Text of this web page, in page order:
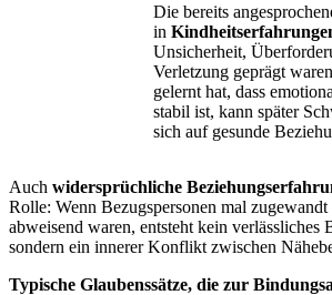
Die bereits
in
Unsicherheit,
Verletzung geprägt
gelernt hat, dass
stabil ist, kann später
sich auf gesunde
Auch widersprüchliche
Rolle: Wenn Bezugspersonen mal
abweisend waren, entsteht kein verlässliches
sondern ein innerer Konflikt zwischen
Typische Glaubenssätze, die zur